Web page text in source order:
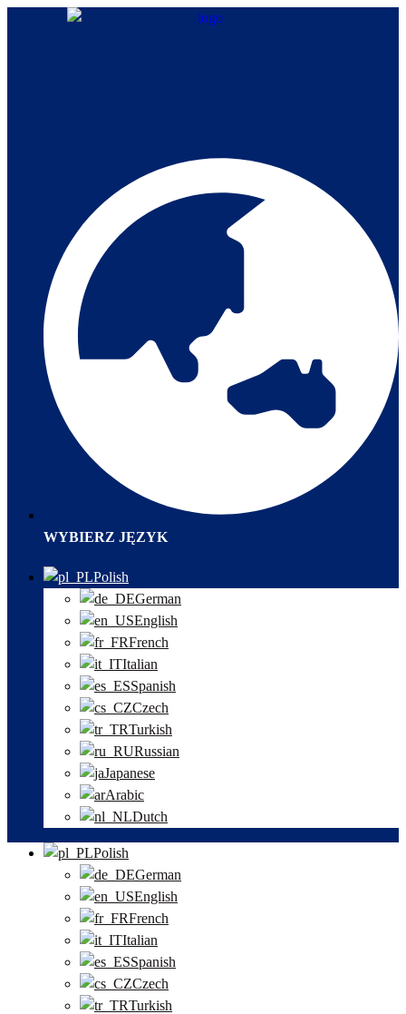
WYBIERZ JĘZYK
Polish
German
English
French
Italian
Spanish
Czech
Turkish
Russian
Japanese
Arabic
Dutch
Polish
German
English
French
Italian
Spanish
Czech
Turkish